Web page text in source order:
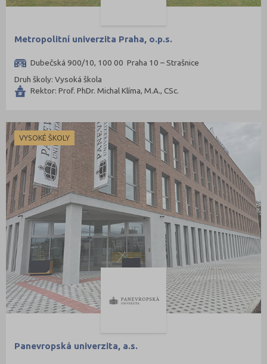
Metropolitní univerzita Praha, o.p.s.
Dubečská 900/10, 100 00 Praha 10 – Strašnice
Druh školy: Vysoká škola
Rektor: Prof. PhDr. Michal Klíma, M.A., CSc.
VYSOKÉ ŠKOLY
Panevropská univerzita, a.s.